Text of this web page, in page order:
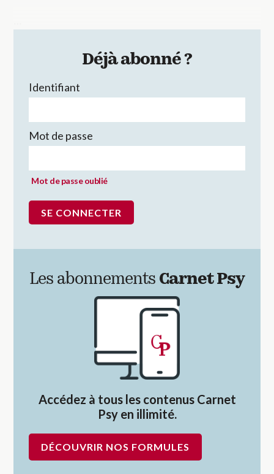
Déjà abonné ?
Identifiant
Mot de passe
Mot de passe oublié
Les abonnements Carnet Psy
Accédez à tous les contenus Carnet
Psy en illimité.
DÉCOUVRIR NOS FORMULES